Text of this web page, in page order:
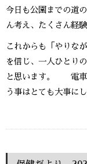
今日も公園までの道
ん考え、たくさん経
これからも「やりな
を信じ、一人ひとり
と思います。 電車
う事はとても大事に